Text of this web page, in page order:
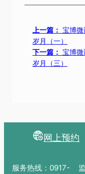
上一篇： 宝博
岁月（一）
下一篇： 宝博
岁月（三）
网上预约
服务热线：0917-